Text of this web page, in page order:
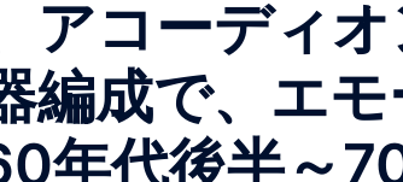
アコーディ
編成で、エ
年代後半～